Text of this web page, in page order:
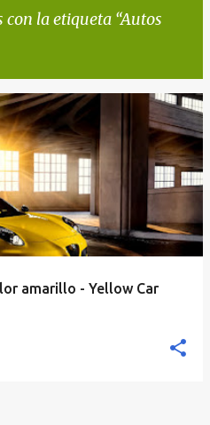
con la etiqueta Autos
amarillo - Yellow Car